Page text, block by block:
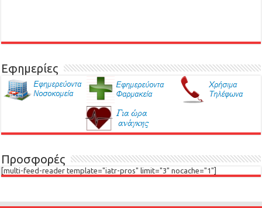
Εφημερίες
Προσφορές
[multi-feed-reader template="iatr-pros" limit="3" nocache="1"]